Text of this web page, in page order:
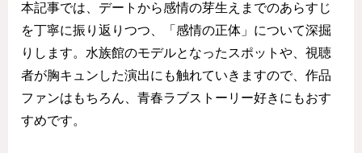
本記事では、デートから感情の芽生えまでのあらすじ
を丁寧に振り返りつつ、「感情の正体」について深掘
りします。水族館のモデルとなったスポットや、視聴
者が胸キュンした演出にも触れていきますので、作品
ファンはもちろん、青春ラブストーリー好きにもおす
すめです。